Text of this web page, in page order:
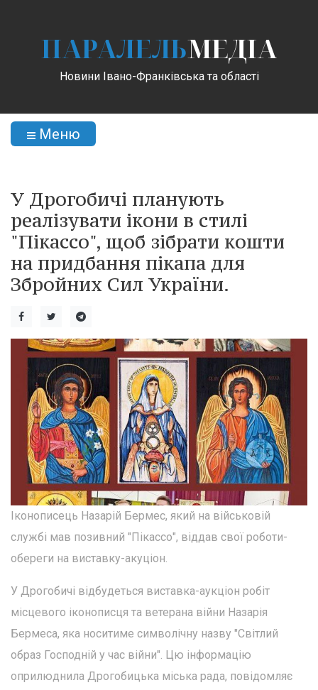
ПАРАЛЕЛЬМЕДІА
Новини Івано-Франківська та області
Меню
У Дрогобичі планують
реалізувати ікони в стилі
"Пікассо", щоб зібрати кошти
на придбання пікапа для
Збройних Сил України.
Іконописець Назарій Бермес, який на військовій
службі мав позивний "Пікассо", віддав свої роботи-
обереги на виставку-акуціон.
У Дрогобичі відбудеться виставка-аукціон робіт
місцевого іконописця та ветерана війни Назарія
Бермеса, яка носитиме символічну назву "Світлий
образ Господній у час війни". Цю інформацію
оприлюднила Дрогобицька міська рада, повідомляє